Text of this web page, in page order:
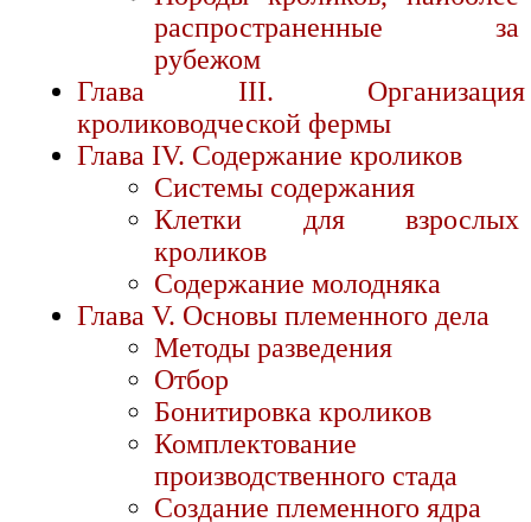
распространенные за
рубежом
Глава III. Организация
кролиководческой фермы
Глава IV. Содержание кроликов
Системы содержания
Клетки для взрослых
кроликов
Содержание молодняка
Глава V. Основы племенного дела
Методы разведения
Отбор
Бонитировка кроликов
Комплектование
производственного стада
Создание племенного ядра